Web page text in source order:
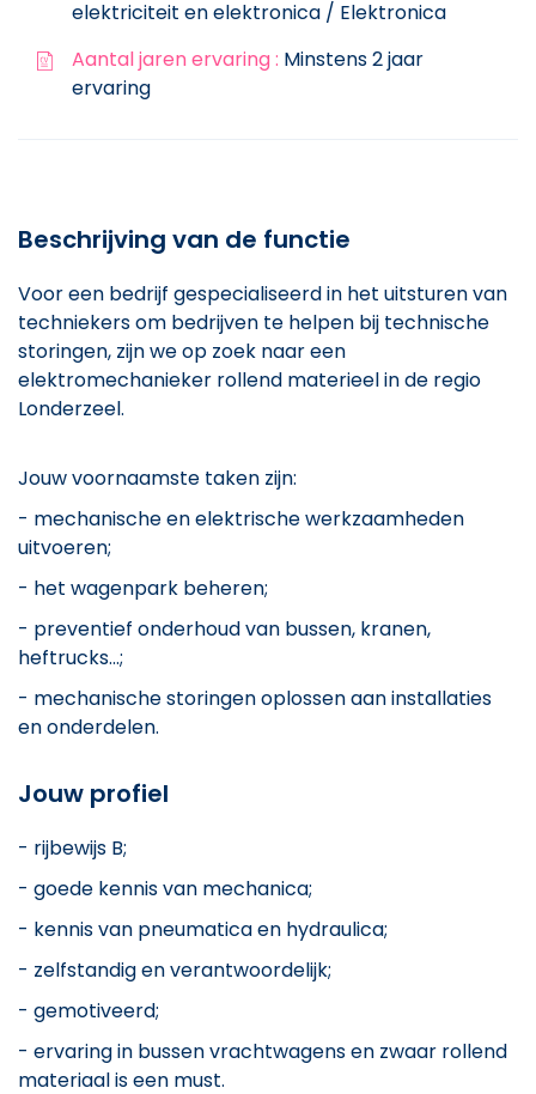
elektriciteit en elektronica / Elektronica
Aantal jaren ervaring : Minstens 2 jaar
ervaring
Beschrijving van de functie
Voor een bedrijf gespecialiseerd in het uitsturen van
techniekers om bedrijven te helpen bij technische
storingen, zijn we op zoek naar een
elektromechanieker rollend materieel in de regio
Londerzeel.
Jouw voornaamste taken zijn:
- mechanische en elektrische werkzaamheden
uitvoeren;
- het wagenpark beheren;
- preventief onderhoud van bussen, kranen,
heftrucks...;
- mechanische storingen oplossen aan installaties
en onderdelen.
Jouw profiel
- rijbewijs B;
- goede kennis van mechanica;
- kennis van pneumatica en hydraulica;
- zelfstandig en verantwoordelijk;
- gemotiveerd;
- ervaring in bussen vrachtwagens en zwaar rollend
materiaal is een must.